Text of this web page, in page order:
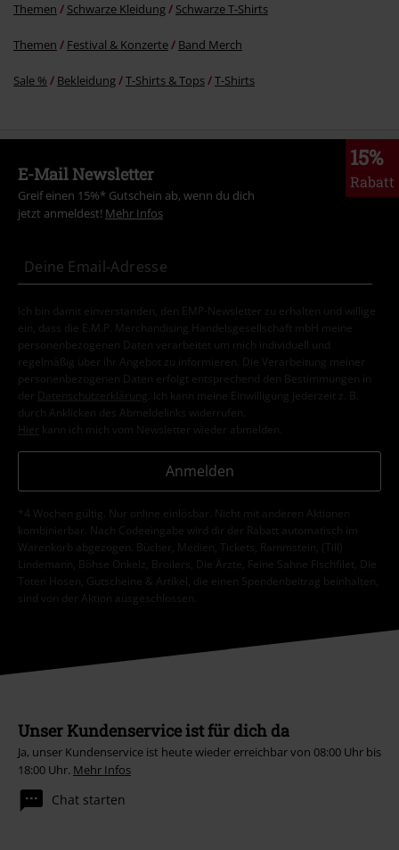
Themen Schwarze Kleidung Schwarze T-Shirts
Themen Festival & Konzerte Band Merch
Sale % Bekleidung T-Shirts & Tops T-Shirts
15%
Rabatt
E-Mail Newsletter
Greif einen 15%* Gutschein ab, wenn du dich
jetzt anmeldest! Mehr Infos
Ich bin damit einverstanden, den EMP-Newsletter zu erhalten und willige
ein, dass die E.M.P. Merchandising Handelsgesellschaft mbH meine
personenbezogenen Daten verarbeitet um mich individuell und
regelmäßig über ihr Angebot zu informieren. Die Verarbeitung meiner
personenbezogenen Daten erfolgt entsprechend den Bestimmungen in
der
Datenschutzerklärung
. Ich kann meine Einwilligung jederzeit z. B.
durch Anklicken des Abmeldelinks widerrufen.
Hier kann ich mich vom Newsletter wieder abmelden.
Anmelden
*4 Wochen gültig. Nur online einlösbar. Nicht mit anderen Aktionen
kombinierbar. Nach Codeeingabe wird dir der Rabatt automatisch im
Warenkorb abgezogen. Bücher, Medien, Tickets, Rammstein, (Till)
Lindemann, Böhse Onkelz, Broilers, Die Ärzte, Feine Sahne Fischfilet, Die
Toten Hosen, Gutscheine & Artikel, die einen Spendenbeitrag beinhalten,
sind von der Aktion ausgeschlossen.
Unser Kundenservice ist für dich da
Ja, unser Kundenservice ist heute wieder erreichbar von 08:00 Uhr bis
18:00 Uhr. Mehr Infos
Chat starten